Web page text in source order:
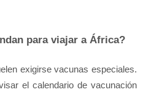
para viajar a África?
exigirse vacunas especiales.
el calendario de vacunación